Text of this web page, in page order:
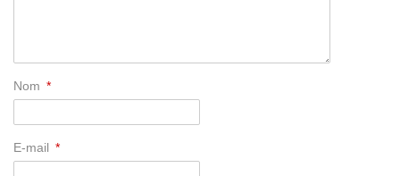
Nom *
E-mail *